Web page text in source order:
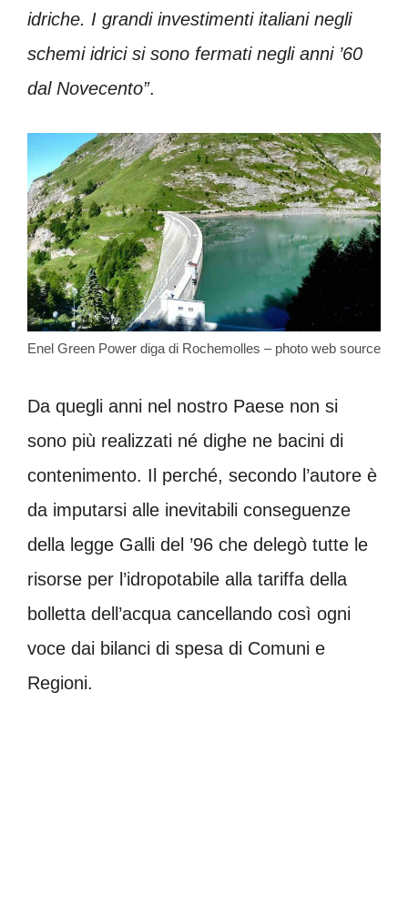
idriche. I grandi investimenti italiani negli
schemi idrici si sono fermati negli anni ’60
dal Novecento”.
Enel Green Power diga di Rochemolles – photo web source
Da quegli anni nel nostro Paese non si
sono più realizzati né dighe ne bacini di
contenimento. Il perché, secondo l’autore è
da imputarsi alle inevitabili conseguenze
della legge Galli del ’96 che delegò tutte le
risorse per l’idropotabile alla tariffa della
bolletta dell’acqua cancellando così ogni
voce dai bilanci di spesa di Comuni e
Regioni.